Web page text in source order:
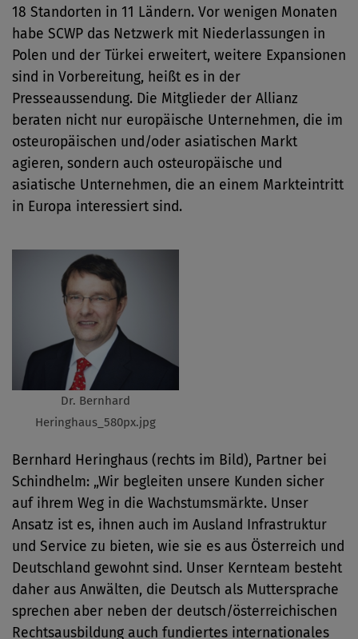
18 Standorten in 11 Ländern. Vor wenigen Monaten
habe SCWP das Netzwerk mit Niederlassungen in
Polen und der Türkei erweitert, weitere Expansionen
sind in Vorbereitung, heißt es in der
Presseaussendung. Die Mitglieder der Allianz
beraten nicht nur europäische Unternehmen, die im
osteuropäischen und/oder asiatischen Markt
agieren, sondern auch osteuropäische und
asiatische Unternehmen, die an einem Markteintritt
in Europa interessiert sind.
Dr. Bernhard
Heringhaus_580px.jpg
Bernhard Heringhaus (rechts im Bild), Partner bei
Schindhelm: „Wir begleiten unsere Kunden sicher
auf ihrem Weg in die Wachstumsmärkte. Unser
Ansatz ist es, ihnen auch im Ausland Infrastruktur
und Service zu bieten, wie sie es aus Österreich und
Deutschland gewohnt sind. Unser Kernteam besteht
daher aus Anwälten, die Deutsch als Muttersprache
sprechen aber neben der deutsch/österreichischen
Rechtsausbildung auch fundiertes internationales